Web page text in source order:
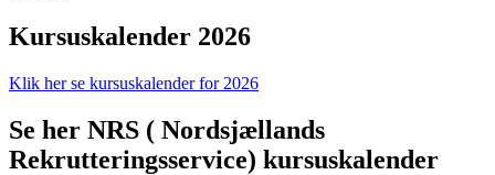
Kursuskalender 2026
Klik her se kursuskalender for 2026
Se her NRS ( Nordsjællands
Rekrutteringsservice) kursuskalender